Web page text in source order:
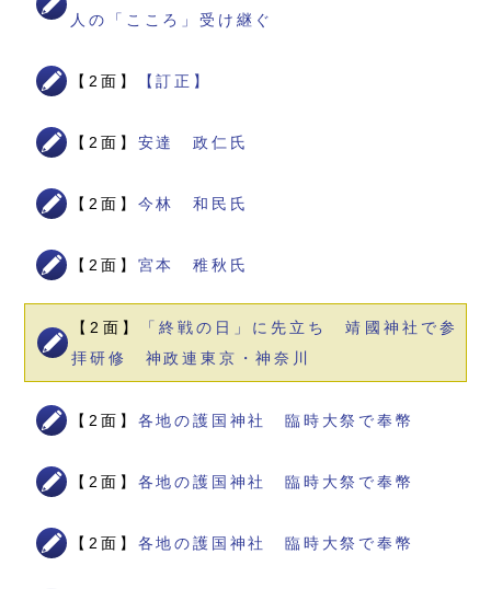
人の「こころ」受け継ぐ
【2面】 【訂正】
【2面】 安達 政仁氏
【2面】 今林 和民氏
【2面】 宮本 稚秋氏
【2面】
「終戦の日」に先立ち 靖國神社で参
拝研修 神政連東京・神奈川
【2面】 各地の護国神社 臨時大祭で奉幣
【2面】 各地の護国神社 臨時大祭で奉幣
【2面】 各地の護国神社 臨時大祭で奉幣